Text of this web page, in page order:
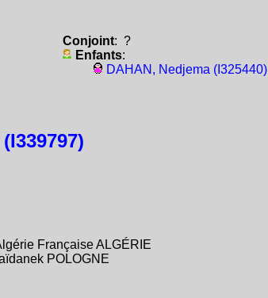
Conjoint: ?
Enfants:
DAHAN, Nedjema (I325440)
Française ALGÉRIE
POLOGNE